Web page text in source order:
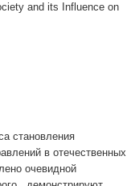
and its Influence on
становления
в отечественных
очевидной